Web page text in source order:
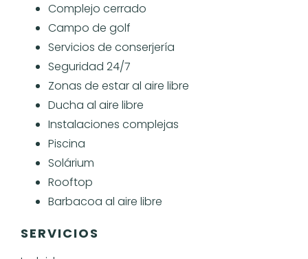
Complejo cerrado
Campo de golf
Servicios de conserjería
Seguridad 24/7
Zonas de estar al aire libre
Ducha al aire libre
Instalaciones complejas
Piscina
Solárium
Rooftop
Barbacoa al aire libre
SERVICIOS